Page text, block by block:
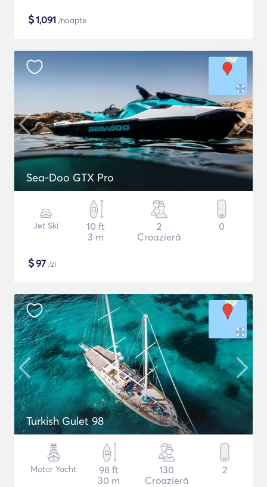
$1,091 /noapte
Sea-Doo GTX Pro
Jet Ski
10 ft
3 m
2
Croazieră
0
$97 /zi
Turkish Gulet 98
Motor Yacht
98 ft
30 m
130
Croazieră
2